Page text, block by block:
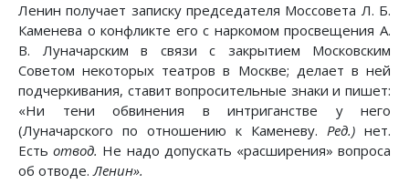
Ленин получает записку председателя Моссовета Л. Б.
Каменева о конфликте его с наркомом просвещения А.
В. Луначарским в связи с закрытием Московским
Советом некоторых театров в Москве; делает в ней
подчеркивания, ставит вопросительные знаки и пишет:
«Ни тени обвинения в интриганстве у него
(Луначарского по отношению к Каменеву. Ред.) нет.
Естьотвод. Не надо допускать «расширения» вопроса
об отводе.Ленин».